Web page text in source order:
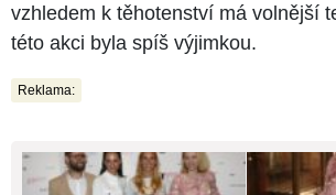
vzhledem k těhotenství má volnější
této akci byla spíš výjimkou.
Reklama: